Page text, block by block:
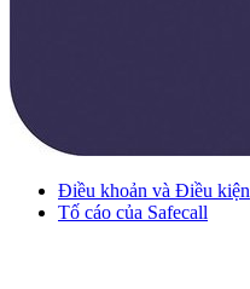
Điều khoản và Điều kiện
Tố cáo của Safecall